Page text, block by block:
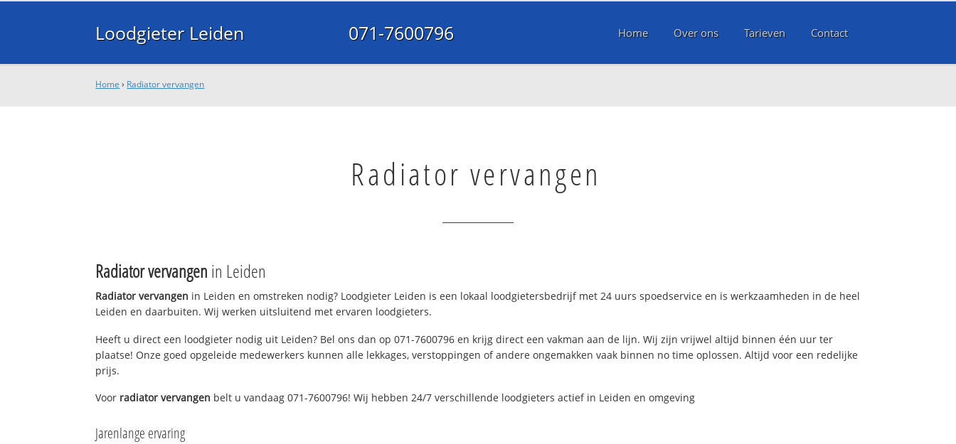
Loodgieter Leiden 071-7600796 Home Over ons Tarieven Contact
Home › Radiator vervangen
Radiator vervangen
Radiator vervangen in Leiden
Radiator vervangen in Leiden en omstreken nodig? Loodgieter Leiden is een lokaal loodgietersbedrijf met 24 uurs spoedservice en is werkzaamheden in de heel
Leiden en daarbuiten. Wij werken uitsluitend met ervaren loodgieters.
Heeft u direct een loodgieter nodig uit Leiden? Bel ons dan op 071-7600796 en krijg direct een vakman aan de lijn. Wij zijn vrijwel altijd binnen één uur ter
plaatse! Onze goed opgeleide medewerkers kunnen alle lekkages, verstoppingen of andere ongemakken vaak binnen no time oplossen. Altijd voor een redelijke
prijs.
Voor radiator vervangen belt u vandaag 071-7600796! Wij hebben 24/7 verschillende loodgieters actief in Leiden en omgeving
Jarenlange ervaring